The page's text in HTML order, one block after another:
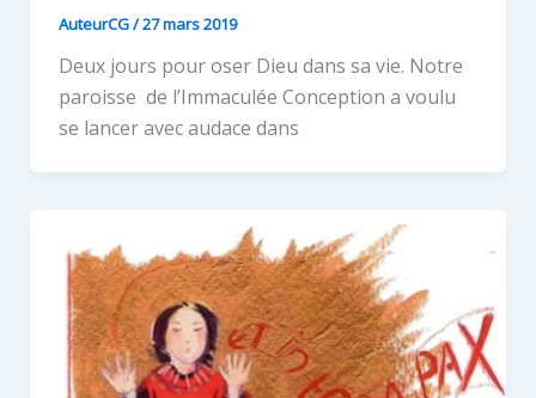
AuteurCG/27 mars 2019
Deux jours pour oser Dieu dans sa vie. Notre
paroisse de l’Immaculée Conception a voulu
se lancer avec audace dans